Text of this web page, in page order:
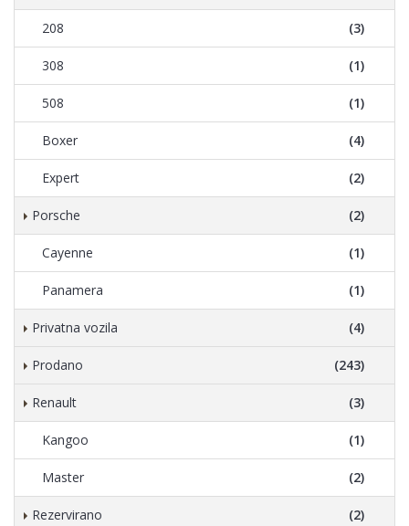
208 (3)
308 (1)
508 (1)
Boxer (4)
Expert (2)
Porsche (2)
Cayenne (1)
Panamera (1)
Privatna vozila (4)
Prodano (243)
Renault (3)
Kangoo (1)
Master (2)
Rezervirano (2)